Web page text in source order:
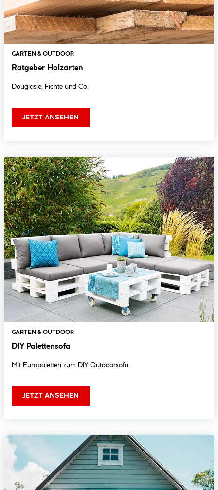
GARTEN & OUTDOOR
Ratgeber Holzarten
Douglasie, Fichte und Co.
JETZT ANSEHEN
GARTEN & OUTDOOR
DIY Palettensofa
Mit Europaletten zum DIY Outdoorsofa.
JETZT ANSEHEN